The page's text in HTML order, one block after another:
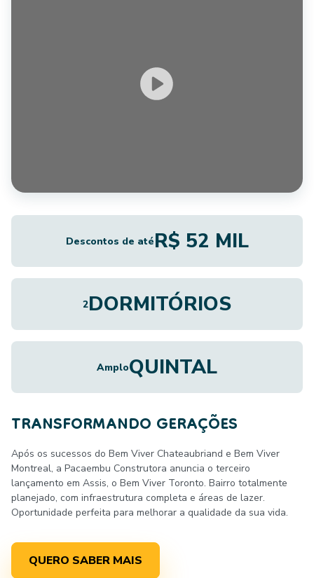
Descontos de atéR$ 52 MIL
2DORMITÓRIOS
AmploQUINTAL
TRANSFORMANDO GERAÇÕES
Após os sucessos do Bem Viver Chateaubriand e Bem Viver
Montreal, a Pacaembu Construtora anuncia o terceiro
lançamento em Assis, o Bem Viver Toronto. Bairro totalmente
planejado, com infraestrutura completa e áreas de lazer.
Oportunidade perfeita para melhorar a qualidade da sua vida.
QUERO SABER MAIS